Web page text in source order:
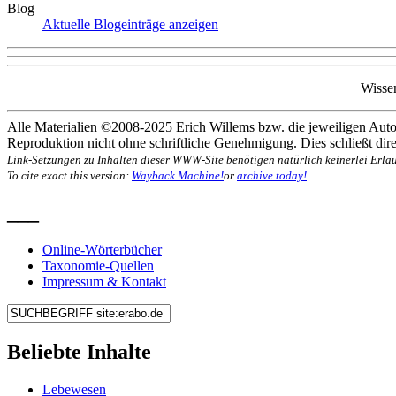
Blog
Aktuelle Blogeinträge anzeigen
Alle Materialien ©2008-2025 Erich Willems bzw. die jeweiligen
Reproduktion nicht ohne schriftliche Genehmigung. Dies schließt
Link-Setzungen zu Inhalten dieser WWW-Site benötigen natürlich keinerlei
To cite exact this version: Wayback Machine!or archive.today!
Online-Wörterbücher
Taxonomie-Quellen
Impressum & Kontakt
Beliebte Inhalte
Lebewesen